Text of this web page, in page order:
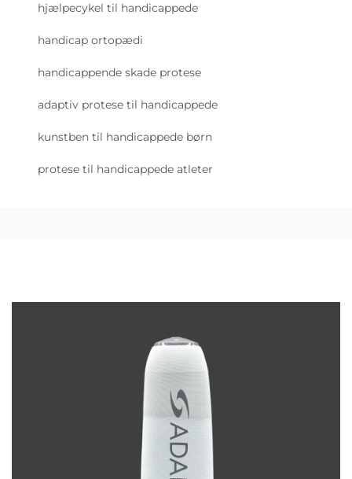
hjælpecykel til handicappede
handicap ortopædi
handicappende skade protese
adaptiv protese til handicappede
kunstben til handicappede børn
protese til handicappede atleter